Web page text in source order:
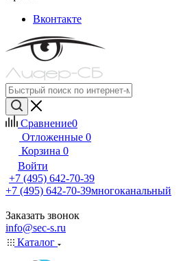
Вконтакте
Сравнение0
Отложенные 0
Корзина 0
Войти
+7 (495) 642-70-39
+7 (495) 642-70-39многоканальный
Заказать звонок
info@sec-s.ru
Каталог